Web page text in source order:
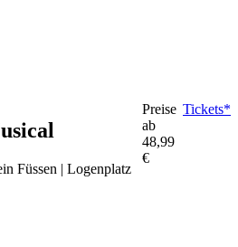
Füssen | Logenplatz
Preise
ab
48,99
€
Tickets*